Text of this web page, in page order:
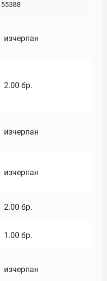
55388
изчерпан
2.00 бр.
изчерпан
изчерпан
2.00 бр.
1.00 бр.
изчерпан